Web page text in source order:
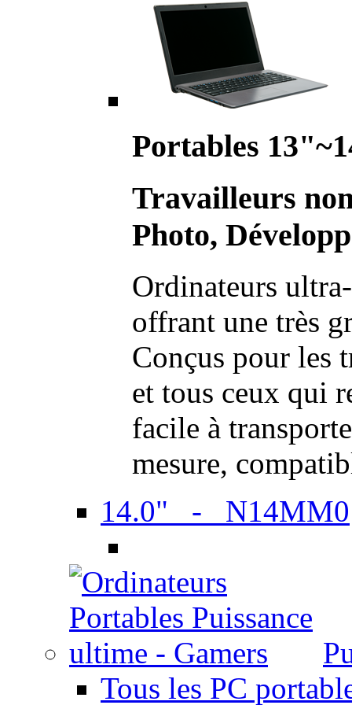
Portables
Travailleurs
Photo,
Ordinateurs
offrant une très
Conçus pour les
et tous ceux qui
facile à
mesure,
14.0" - N14MM0
Tous les PC